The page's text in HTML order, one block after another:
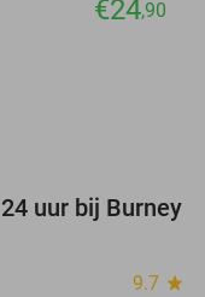
€24,90
37%
uur bij Burney
9.7 star